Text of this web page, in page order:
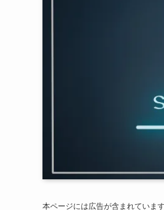
本ページには広告が含まれていま